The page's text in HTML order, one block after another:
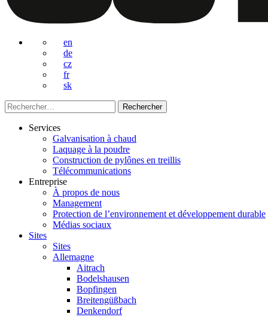
en
de
cz
fr
sk
Rechercher :
Services
Galvanisation à chaud
Laquage à la poudre
Construction de pylônes en treillis
Télécommunications
Entreprise
À propos de nous
Management
Protection de l’environnement et développement durable
Médias sociaux
Sites
Sites
Allemagne
Aitrach
Bodelshausen
Bopfingen
Breitengüßbach
Denkendorf